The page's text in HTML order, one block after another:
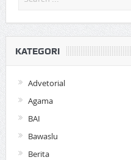
KATEGORI
Advetorial
Agama
BAI
Bawaslu
Berita